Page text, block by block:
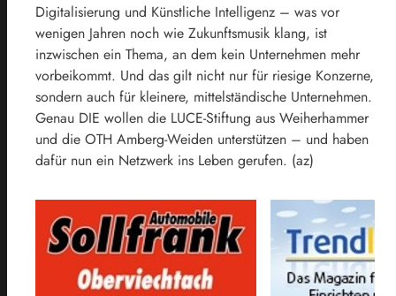
Digitalisierung und Künstliche Intelligenz – was vor
wenigen Jahren noch wie Zukunftsmusik klang, ist
inzwischen ein Thema, an dem kein Unternehmen mehr
vorbeikommt. Und das gilt nicht nur für riesige Konzerne,
sondern auch für kleinere, mittelständische Unternehmen.
Genau DIE wollen die LUCE-Stiftung aus Weiherhammer
und die OTH Amberg-Weiden unterstützen – und haben
dafür nun ein Netzwerk ins Leben gerufen. (az)